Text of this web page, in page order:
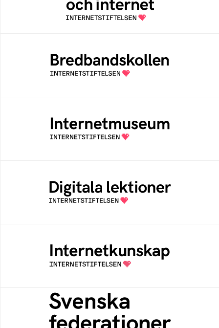
internetvanor
Bredbandskollen är ett oberoende
konsumentverktyg som drivs av
Internetstiftelsen
Ett digitalt museum som byggts, och kureras
av Internetstiftelsen
Öppen digital lärresurs med färdiga lektioner
för alla stadier i grundskolan
Samlad kunskap som hjälper dig att bli en
säker och medveten internetanvändare
Svenska federationer
Grunden för medlemskap i en sektors- eller
kontextspecifik federation